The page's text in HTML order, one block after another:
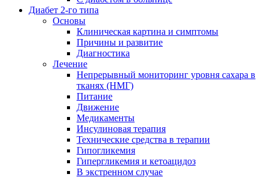
Диабет 2-го типа
Основы
Клиническая картина и симптомы
Причины и развитие
Диагностика
Лечение
Непрерывный мониторинг уровня сахара в
тканях (НМГ)
Питание
Движение
Медикаменты
Инсулиновая терапия
Технические средства в терапии
Гипогликемия
Гипергликемия и кетоацидоз
В экстренном случае